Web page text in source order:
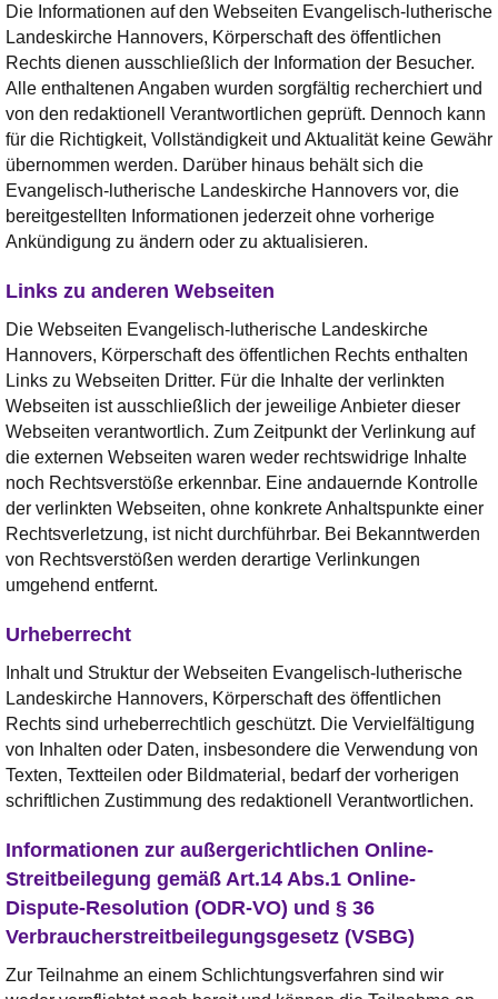
Die Informationen auf den Webseiten Evangelisch-lutherische
Landeskirche Hannovers, Körperschaft des öffentlichen
Rechts dienen ausschließlich der Information der Besucher.
Alle enthaltenen Angaben wurden sorgfältig recherchiert und
von den redaktionell Verantwortlichen geprüft. Dennoch kann
für die Richtigkeit, Vollständigkeit und Aktualität keine Gewähr
übernommen werden. Darüber hinaus behält sich die
Evangelisch-lutherische Landeskirche Hannovers vor, die
bereitgestellten Informationen jederzeit ohne vorherige
Ankündigung zu ändern oder zu aktualisieren.
Links zu anderen Webseiten
Die Webseiten Evangelisch-lutherische Landeskirche
Hannovers, Körperschaft des öffentlichen Rechts enthalten
Links zu Webseiten Dritter. Für die Inhalte der verlinkten
Webseiten ist ausschließlich der jeweilige Anbieter dieser
Webseiten verantwortlich. Zum Zeitpunkt der Verlinkung auf
die externen Webseiten waren weder rechtswidrige Inhalte
noch Rechtsverstöße erkennbar. Eine andauernde Kontrolle
der verlinkten Webseiten, ohne konkrete Anhaltspunkte einer
Rechtsverletzung, ist nicht durchführbar. Bei Bekanntwerden
von Rechtsverstößen werden derartige Verlinkungen
umgehend entfernt.
Urheberrecht
Inhalt und Struktur der Webseiten Evangelisch-lutherische
Landeskirche Hannovers, Körperschaft des öffentlichen
Rechts sind urheberrechtlich geschützt. Die Vervielfältigung
von Inhalten oder Daten, insbesondere die Verwendung von
Texten, Textteilen oder Bildmaterial, bedarf der vorherigen
schriftlichen Zustimmung des redaktionell Verantwortlichen.
Informationen zur außergerichtlichen Online-
Streitbeilegung gemäß Art.14 Abs.1 Online-
Dispute-Resolution (ODR-VO) und § 36
Verbraucherstreitbeilegungsgesetz (VSBG)
Zur Teilnahme an einem Schlichtungsverfahren sind wir